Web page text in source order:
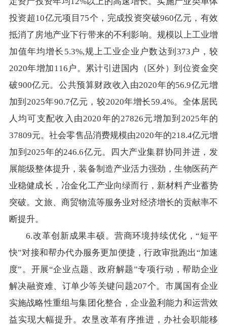
投资超10亿元项目75个，完成投资突破960亿元，有效
抵消了房地产业下行带来的不利影响。规模以上工业增
加值年均增长5.3%,规上工业企业户数达到373户，较
2020年增加116户。累计引进国内（区外）到位资金突
破900亿元。公共预算财政收入由2020年的56.9亿元增
加到2025年90.7亿元，较2020年增长59.4%。全体居民
人均可支配收入由2020年的27826元增加到2025年的
37809元。社会零售品消费规模由2020年的218.4亿元增
加到2025年的246.6亿元。四大产业集群协同并进，发
展能级整体提升，装备制造产业活力强劲，生物医药产
业稳健成长，冶金化工产业向绿而行，新材料产业蓄势
突破。文旅、商贸物流等服务业对经济增长的贡献率不
断提升。
6.改革创新成果丰硕。营商环境持续优化，“短平
快”对接和帮办代办服务更加便捷，行政审批跑出“加速
度”。开展“企业点题、政府解题”专项行动，帮助企业
解决融资难、订单少等关键问题207个。市属国有企业
实施战略性重组与集团化整合，企业盈利能力和运营效
益实现大幅提升。农垦改革有序推进，办社会职能移